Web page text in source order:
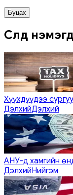
Буцах
Сүүлд
Хүүхдүүдээ
ДэлхийДэлхий
АНУ-д хамгийн
ДэлхийНийгэм